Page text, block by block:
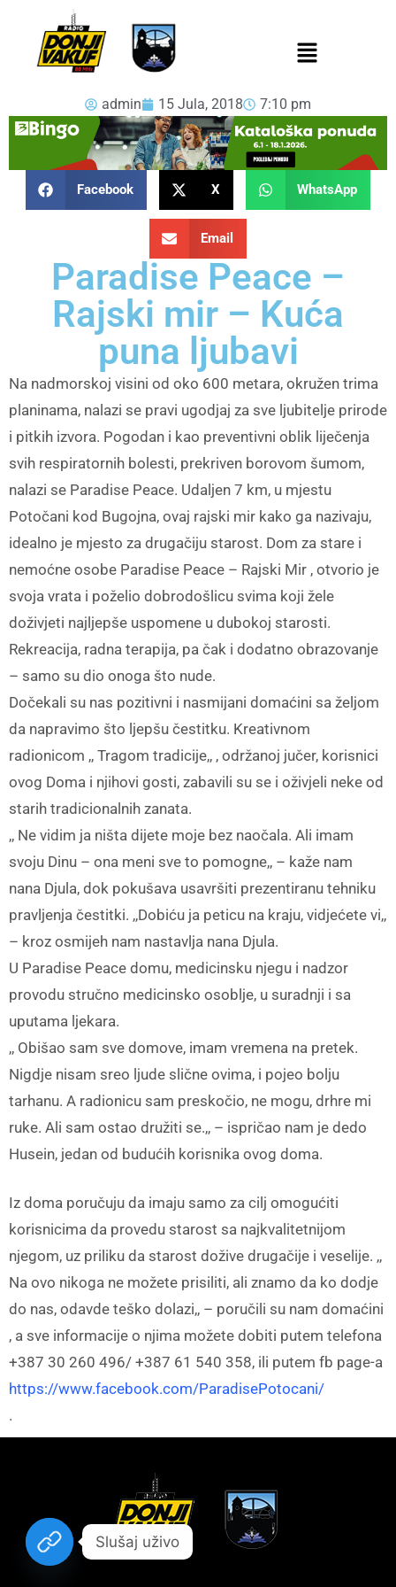
admin 15 Jula, 2018 7:10 pm
Facebook X WhatsApp
Email
Paradise Peace –
Rajski mir – Kuća
puna ljubavi
Na nadmorskoj visini od oko 600 metara, okružen trima
planinama, nalazi se pravi ugodjaj za sve ljubitelje prirode
i pitkih izvora. Pogodan i kao preventivni oblik liječenja
svih respiratornih bolesti, prekriven borovom šumom,
nalazi se Paradise Peace. Udaljen 7 km, u mjestu
Potočani kod Bugojna, ovaj rajski mir kako ga nazivaju,
idealno je mjesto za drugačiju starost. Dom za stare i
nemoćne osobe Paradise Peace – Rajski Mir , otvorio je
svoja vrata i poželio dobrodošlicu svima koji žele
doživjeti najljepše uspomene u dubokoj starosti.
Rekreacija, radna terapija, pa čak i dodatno obrazovanje
– samo su dio onoga što nude.
Dočekali su nas pozitivni i nasmijani domaćini sa željom
da napravimo što ljepšu čestitku. Kreativnom
radionicom ,, Tragom tradicije,, , održanoj jučer, korisnici
ovog Doma i njihovi gosti, zabavili su se i oživjeli neke od
starih tradicionalnih zanata.
,, Ne vidim ja ništa dijete moje bez naočala. Ali imam
svoju Dinu – ona meni sve to pomogne,, – kaže nam
nana Djula, dok pokušava usavršiti prezentiranu tehniku
pravljenja čestitki. ,,Dobiću ja peticu na kraju, vidjećete vi,,
– kroz osmijeh nam nastavlja nana Djula.
U Paradise Peace domu, medicinsku njegu i nadzor
provodu stručno medicinsko osoblje, u suradnji i sa
uputama ljekara.
,, Obišao sam sve domove, imam vremena na pretek.
Nigdje nisam sreo ljude slične ovima, i pojeo bolju
tarhanu. A radionicu sam preskočio, ne mogu, drhre mi
ruke. Ali sam ostao družiti se.,, – ispričao nam je dedo
Husein, jedan od budućih korisnika ovog doma.
Iz doma poručuju da imaju samo za cilj omogućiti
korisnicima da provedu starost sa najkvalitetnijom
njegom, uz priliku da starost dožive drugačije i veselije. ,,
Na ovo nikoga ne možete prisiliti, ali znamo da ko dodje
do nas, odavde teško dolazi,, – poručili su nam domaćini
, a sve informacije o njima možete dobiti putem telefona
+387 30 260 496/ +387 61 540 358, ili putem fb page-a
https://www.facebook.com/ParadisePotocani/
.
Slušaj uživo